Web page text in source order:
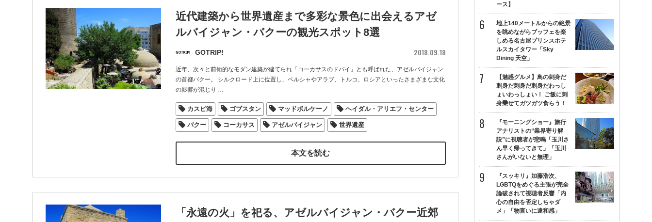
近代建築から世界遺産まで多彩な景色に出会えるアゼ
ルバイジャン・バクーの観光スポット8選
GOTRIP! 2018.09.18
近年、次々と前衛的なモダン建築が建てられ「コーカサスのドバイ」とも呼ばれた、アゼルバイジャン
の首都バクー。 シルクロード上に位置し、ペルシャやアラブ、トルコ、ロシアといったさまざまな文化
の影響が混じり …
カスピ海 ゴブスタン マッドボルケーノ ヘイダル・アリエフ・センター
バクー コーカサス アゼルバイジャン 世界遺産
本文を読む
「永遠の火」を祀る、アゼルバイジャン・バクー近郊
ース】
地上140メートルからの絶景
を眺めながらブッフェを楽
しめる名古屋プリンスホテ
ルスカイタワー「Sky
Dining 天空」
【魅惑グルメ】鳥の刺身だ
刺身だ刺身だ刺身だわっし
ょいわっしょい！ ご飯に刺
身乗せてガツガツ食らう！
『モーニングショー』旅行
アナリストの“業界寄り解
説”に視聴者が悲鳴「玉川さ
ん早く帰ってきて」「玉川
さんがいないと無理」
『スッキリ』加藤浩次、
LGBTQをめぐる主張が完全
論破されて視聴者反響「内
心の自由を否定しちゃダ
メ」「物言いに違和感」